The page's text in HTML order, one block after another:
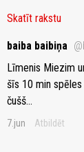
Skatīt rakstu
baiba baibiņa
Līmenis Miezim
šīs 10 min
čušš...
7.jun Atbildēt